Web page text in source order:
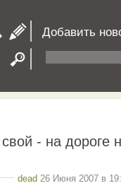
Добавить
- на дороге
dead 26 Июня 2007 в